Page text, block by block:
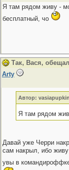
Я там рядом живу -
бесплатный, чо
Так, Вася,
Arty
Автор: vasiapupkin
Я там рядом
Давай уже Черри
сам накрыл, ибо
увы в